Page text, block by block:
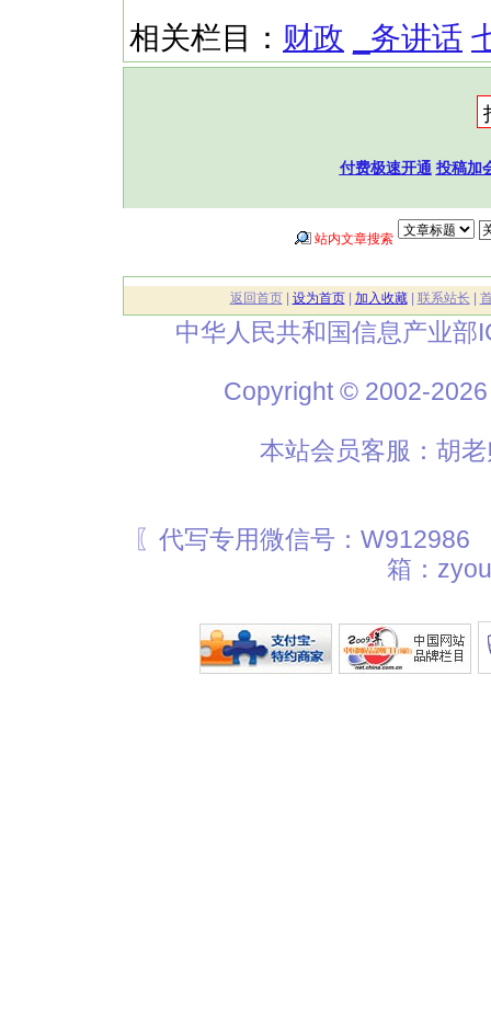
相关栏目： 财政 _务讲话
付费极速开通 投稿加
站内文章搜索
返回首页| 设为首页| 加入收藏| 联系站长
中华人民共和国信息产业部
Copyright © 2002-
本站会员客服：胡
〖代写专用微信号：
箱：